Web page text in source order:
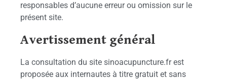
responsables d’aucune erreur ou omission sur le
présent site.
Avertissement général
La consultation du site sinoacupuncture.fr est
proposée aux internautes à titre gratuit et sans